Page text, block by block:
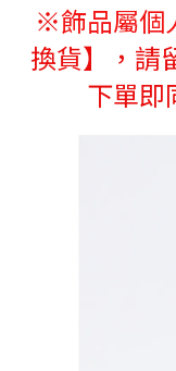
※飾品屬個
換貨】，請
下單